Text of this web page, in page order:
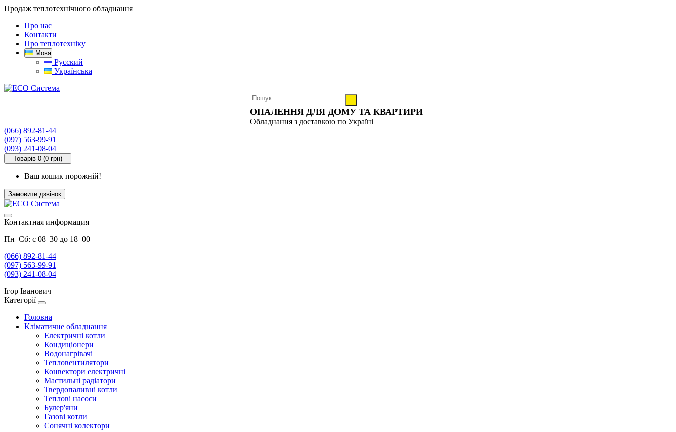
Продаж теплотехнічного обладнання
Про нас
Контакти
Про теплотехніку
Мова
Русский
Українська
ОПАЛЕННЯ ДЛЯ ДОМУ ТА КВАРТИРИ
Обладнання з доставкою по Україні
(066) 892-81-44
(097) 563-99-91
(093) 241-08-04
Товарів 0 (0 грн)
Ваш кошик порожній!
Замовити дзвінок
Контактная информация
Пн–Сб: с 08–30 до 18–00
(066) 892-81-44
(097) 563-99-91
(093) 241-08-04
Ігор Іванович
Категорії
Головна
Кліматичне обладнання
Електричні котли
Кондиціонери
Водонагрівачі
Тепловентилятори
Конвектори електричні
Мастильні радіатори
Твердопаливні котли
Теплові насоси
Булер'яни
Газові котли
Сонячні колектори